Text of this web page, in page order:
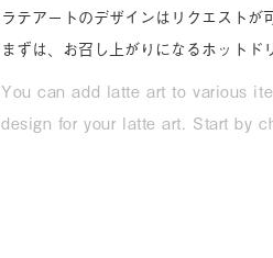
ラテアートのデザインはリクエストが
まずは、お召し上がりになるホットド
You can add latte art to various
design for your latte art. Start by